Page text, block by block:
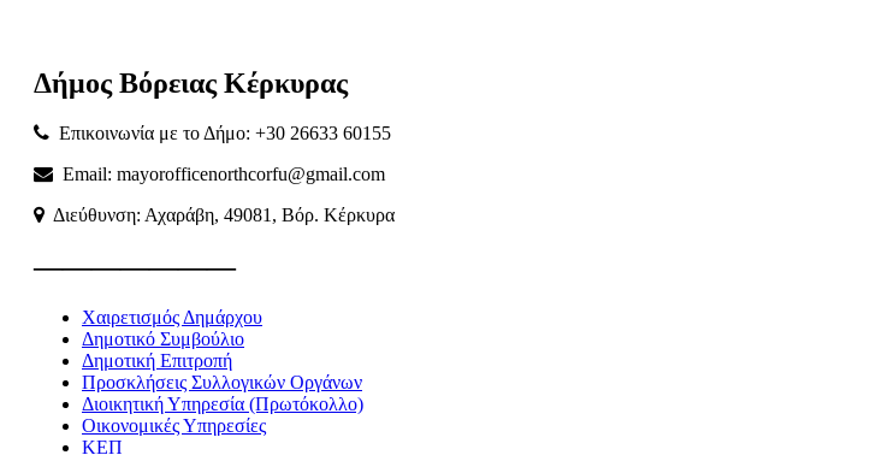
Δήμος Βόρειας Κέρκυρας
Επικοινωνία με το Δήμο: +30 26633 60155
Email: mayorofficenorthcorfu@gmail.com
Διεύθυνση: Αχαράβη, 49081, Βόρ. Κέρκυρα
———————
Χαιρετισμός Δημάρχου
Δημοτικό Συμβούλιο
Δημοτική Επιτροπή
Προσκλήσεις Συλλογικών Οργάνων
Διοικητική Υπηρεσία (Πρωτόκολλο)
Οικονομικές Υπηρεσίες
ΚΕΠ